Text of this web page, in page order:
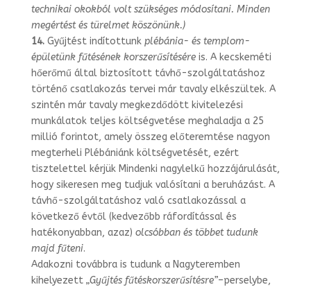
technikai okokból volt szük­séges módosítani. Minden
megértést és türelmet köszönünk.)
14.Gyűjtést indítottunkplébánia- és templom-
épületünk fűtésének korszerűsítésé­re is. A kecskeméti
hőerőmű által biztosított távhő-szolgáltatáshoz
történő csatla­kozás tervei már tavaly elkészültek. A
szintén már tavaly megkezdődött kivitelezé­si
munkálatok teljes költségvetése meghaladja a 25
millió forintot, amely összeg előteremtése nagyon
megterheli Plébániánk költségvetését, ezért
tisztelettel kérjük Mindenki nagylelkű hozzájárulását,
hogy sikeresen meg tudjuk valósítani a beru­házást. A
távhő-szolgáltatáshoz való csatlakozással a
következő évtől (kedvezőbb ráfordítással és
hatékonyabban, azaz) olcsóbban és többet tudunk
majd fűteni.
Adakozni továbbra is tudunk a Nagyteremben
kihelyezett „Gyűjtés fűtéskorszerű­sítésre”–perselybe,